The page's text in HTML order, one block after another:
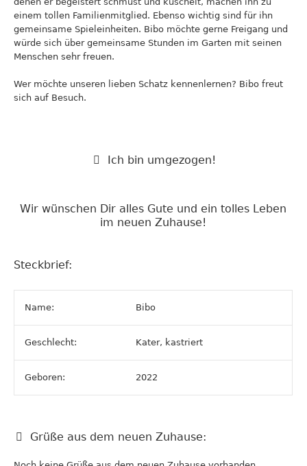
einem tollen Familienmitglied. Ebenso wichtig sind für ihn
gemeinsame Spieleinheiten. Bibo möchte gerne Freigang und
würde sich über gemeinsame Stunden im Garten mit seinen
Menschen sehr freuen.
Wer möchte unseren lieben Schatz kennenlernen? Bibo freut
sich auf Besuch.
Ich bin umgezogen!
Wir wünschen Dir alles Gute und ein tolles Leben
im neuen Zuhause!
Steckbrief:
Name: Bibo
Geschlecht: Kater, kastriert
Geboren: 2022
Grüße aus dem neuen Zuhause: